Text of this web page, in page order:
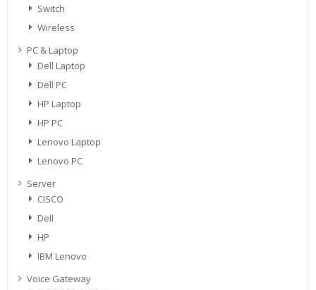
Switch
Wireless
PC & Laptop
Dell Laptop
Dell PC
HP Laptop
HP PC
Lenovo Laptop
Lenovo PC
Server
CISCO
Dell
HP
IBM Lenovo
Voice Gateway